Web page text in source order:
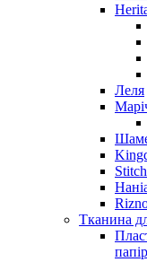
Леля
Тканина
папір